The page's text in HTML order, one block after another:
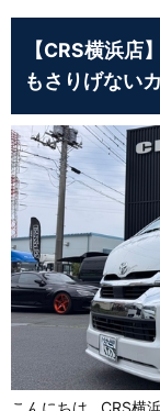
【CRS横浜
もさりげない
こんにちは CRS横